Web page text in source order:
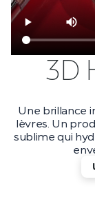
3D
Une brillance
lèvres. Un
sublime qui